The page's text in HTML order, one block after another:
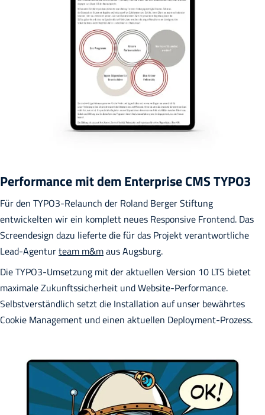
Performance mit dem Enterprise CMS TYPO3
Für den TYPO3-Relaunch der Roland Berger Stiftung
entwickelten wir ein komplett neues Responsive Frontend. Das
Screendesign dazu lieferte die für das Projekt verantwortliche
Lead-Agenturteam m&maus Augsburg.
Die TYPO3-Umsetzung mit der aktuellen Version 10 LTS bietet
maximale Zukunftssicherheit und Website-Performance.
Selbstverständlich setzt die Installation auf unser bewährtes
Cookie Management und einen aktuellen Deployment-Prozess.